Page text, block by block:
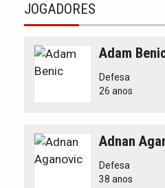
JOGADORES
Adam
Defesa
26 anos
Adnan
Defesa
38 anos